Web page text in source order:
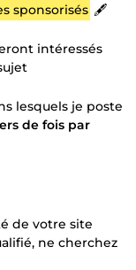
sponsorisés 🖋️
intéressés
lesquels je poste
de fois par
de votre site
ne cherchez